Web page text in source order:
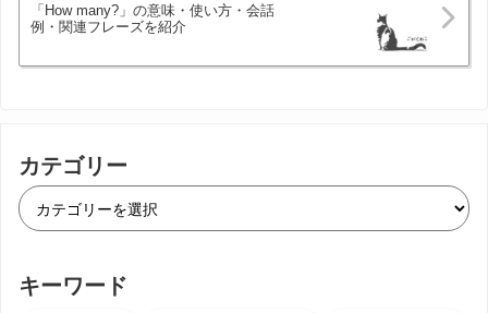
「How many?」の意味・使い方・会話
例・関連フレーズを紹介
カテゴリー
キーワード